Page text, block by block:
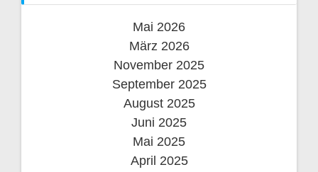
Mai 2026
März 2026
November 2025
September 2025
August 2025
Juni 2025
Mai 2025
April 2025